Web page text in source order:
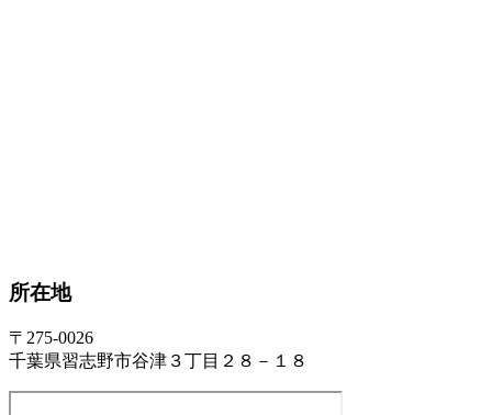
所在地
〒275-0026
千葉県習志野市谷津３丁目２８－１８